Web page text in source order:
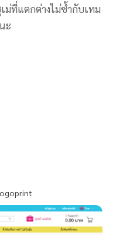
ม่ที่แตกต่างไม่ซ้ำกับเทม
ะ